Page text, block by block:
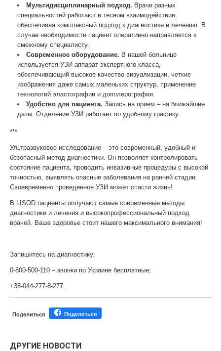
Мультидисциплинарный подход. Врачи разных
специальностей работают в тесном взаимодействии,
обеспечивая комплексный подход к диагностике и лечению. В
случае необходимости пациент оперативно направляется к
смежному специалисту.
Современное оборудование. В нашей больнице
используется УЗИ-аппарат экспертного класса,
обеспечивающий высокое качество визуализации, четкие
изображения даже самых маленьких структур, применение
технологий эластографии и допплерографии.
Удобство для пациента. Запись на прием – на ближайшие
даты. Отделение УЗИ работает по удобному графику.
***
Ультразвуковое исследование – это современный, удобный и
безопасный метод диагностики. Он позволяет контролировать
состояние пациента, проводить инвазивные процедуры с высокой
точностью, выявлять опасные заболевания на ранней стадии.
Своевременно проведенное УЗИ может спасти жизнь!
В LISOD пациенты получают самые современные методы
диагностики и лечения и высокопрофессиональный подход
врачей. Ваше здоровье стоит нашего максимального внимания!
Запишитесь на диагностику:
0-800-500-110 – звонки по Украине бесплатные;
+38-044-277-8-277.
Поделиться Поделиться
ДРУГИЕ НОВОСТИ